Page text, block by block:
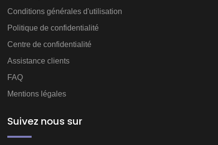
Conditions générales d'utilisation
Politique de confidentialité
Centre de confidentialité
Assistance clients
FAQ
Mentions légales
Suivez nous sur